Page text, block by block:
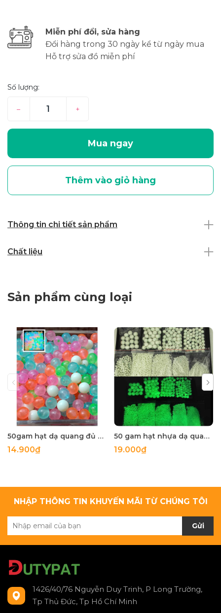
Miễn phí đổi, sửa hàng
Đổi hàng trong 30 ngày kể từ ngày mua
Hỗ trợ sửa đồ miễn phí
Số lượng:
– +
Mua ngay
Thêm vào giỏ hàng
Thông tin chi tiết sản phẩm
Chất liệu
Sản phẩm cùng loại
50gam hạt dạ quang đủ màu 6mm, 8mm, 10mm, 12mm, hạt nhựa tròn
14.900₫
50 gam hạt nhựa dạ quang tròn đủ size 4mm, 5mm, 6mm, 8mm, 10mm, 12mm, 14mm, 16mm ,18mm , 10mm, 22mm, 25mm
19.000₫
NHẬP THÔNG TIN KHUYẾN MÃI TỪ CHÚNG TÔI
Gửi
1426/40/76 Nguyễn Duy Trinh, P Long Trường,
Tp Thủ Đức, Tp Hồ Chí Minh